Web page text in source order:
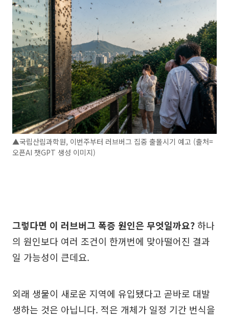
▲국립산림과학원, 이번주부터 러브버그 집중 출몰시기 예고 (출처=
오픈AI 챗GPT 생성 이미지)
그렇다면 이 러브버그 폭증 원인은 무엇일까요? 하나
의 원인보다 여러 조건이 한꺼번에 맞아떨어진 결과
일 가능성이 큰데요.
외래 생물이 새로운 지역에 유입됐다고 곧바로 대발
생하는 것은 아닙니다. 적은 개체가 일정 기간 번식을